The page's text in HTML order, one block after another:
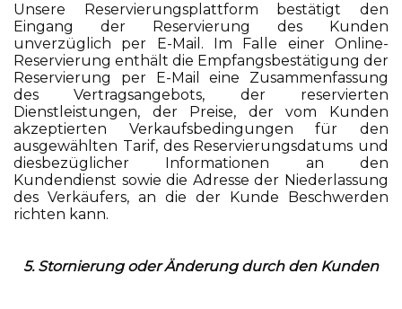
Unsere Reservierungsplattform bestätigt den
Eingang der Reservierung des Kunden
unverzüglich per E-Mail. Im Falle einer Online-
Reservierung enthält die Empfangsbestätigung der
Reservierung per E-Mail eine Zusammenfassung
des Vertragsangebots, der reservierten
Dienstleistungen, der Preise, der vom Kunden
akzeptierten Verkaufsbedingungen für den
ausgewählten Tarif, des Reservierungsdatums und
diesbezüglicher Informationen an den
Kundendienst sowie die Adresse der Niederlassung
des Verkäufers, an die der Kunde Beschwerden
richten kann.
5. Stornierung oder Änderung durch den Kunden